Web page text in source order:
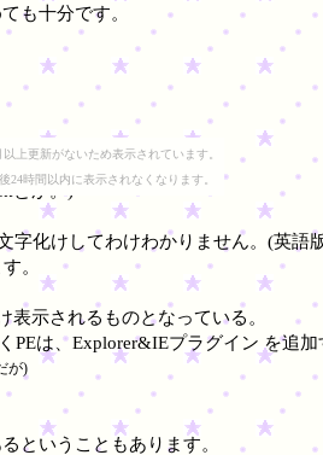
上更新がないため表示されています。
24時間以内に表示されなくなります。
も十分です。
うなPEにするか。
とか。)
字化けしてわけわかりません。(英語
。
表示されるものとなっている。
PEは、Explorer&IEプラグイン を追
が)
ということもあります。